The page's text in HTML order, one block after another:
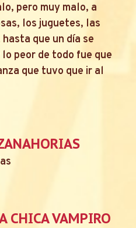
pero muy malo, a
los juguetes, las
que un día se
peor de todo fue que
que tuvo que ir al
CHICA VAMPIRO